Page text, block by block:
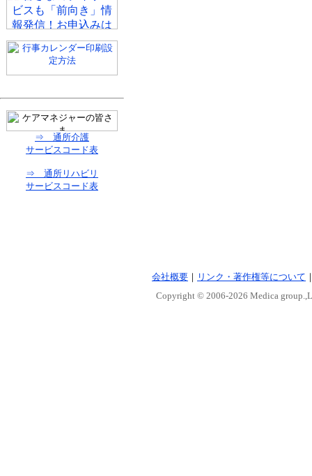
⇒ 通所介護
サービスコード表
⇒ 通所リハビリ
サービスコード表
会社概要 ｜ リンク・著作権等について
Copyright © 2006-2026 Medica